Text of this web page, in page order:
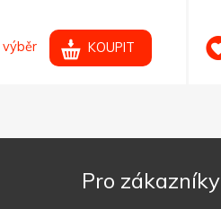
výběr KOUPIT
Pro zákazníky